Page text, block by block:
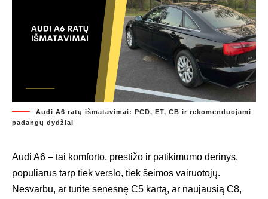
Audi A6 ratų išmatavimai: PCD, ET, CB ir rekomenduojami
padangų dydžiai
Audi A6 – tai komforto, prestižo ir patikimumo derinys,
populiarus tarp tiek verslo, tiek šeimos vairuotojų.
Nesvarbu, ar turite senesnę C5 kartą, ar naujausią C8,